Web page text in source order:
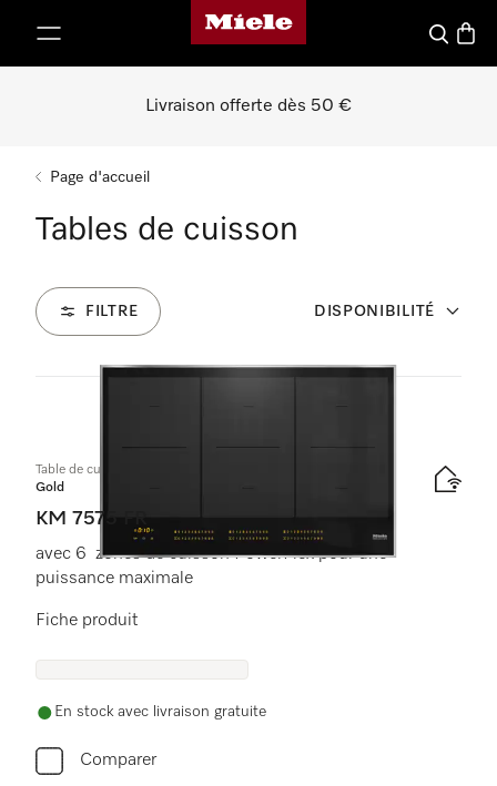
Page d'accueil de Miele
Panier
Livraison offerte dès 50 €
Page d'accueil
Tables de cuisson
FILTRE DISPONIBILITÉ
Table de cuisson à induction
Gold
KM 7575 FR
avec 6 zones de cuisson PowerFlex pour une
puissance maximale
Fiche produit
En stock avec livraison gratuite
Comparer